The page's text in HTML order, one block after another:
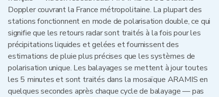
Doppler couvrant la France métropolitaine. La plupart des
stations fonctionnent en mode de polarisation double, ce qui
signifie que les retours radar sont traités à la fois pour les
précipitations liquides et gelées et fournissent des
estimations de pluie plus précises que les systèmes de
polarisation unique. Les balayages se mettent à jour toutes
les 5 minutes et sont traités dans la mosaïque ARAMIS en
quelques secondes après chaque cycle de balayage — pas